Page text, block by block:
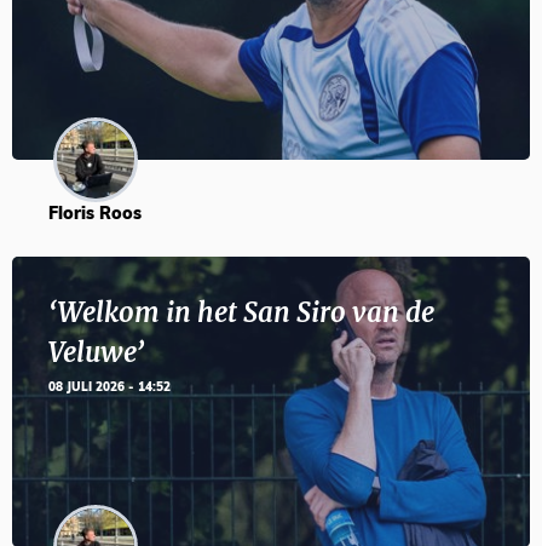
Floris Roos
‘Welkom in het San Siro van de
Veluwe’
08 JULI 2026 - 14:52